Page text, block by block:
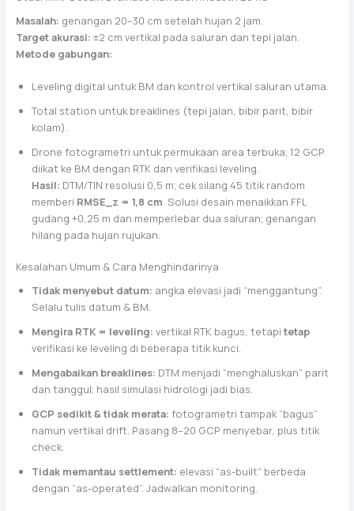
Masalah: genangan 20–30 cm setelah hujan 2 jam.
Target akurasi: ±2 cm vertikal pada saluran dan tepi jalan.
Metode gabungan:
Leveling digital untuk BM dan kontrol vertikal saluran utama.
Total station untuk breaklines (tepi jalan, bibir parit, bibir
kolam).
Drone fotogrametri untuk permukaan area terbuka; 12 GCP
diikat ke BM dengan RTK dan verifikasi leveling.
Hasil: DTM/TIN resolusi 0,5 m; cek silang 45 titik random
memberi RMSE_z = 1,8 cm. Solusi desain menaikkan FFL
gudang +0,25 m dan memperlebar dua saluran; genangan
hilang pada hujan rujukan.
Kesalahan Umum & Cara Menghindarinya
Tidak menyebut datum: angka elevasi jadi “menggantung”.
Selalu tulis datum & BM.
Mengira RTK = leveling: vertikal RTK bagus, tetapitetap
verifikasi ke leveling di beberapa titik kunci.
Mengabaikan breaklines: DTM menjadi “menghaluskan” parit
dan tanggul; hasil simulasi hidrologi jadi bias.
GCP sedikit & tidak merata: fotogrametri tampak “bagus”
namun vertikal drift. Pasang 8–20 GCP menyebar, plus titik
check.
Tidak memantau settlement: elevasi “as-built” berbeda
dengan “as-operated”. Jadwalkan monitoring.